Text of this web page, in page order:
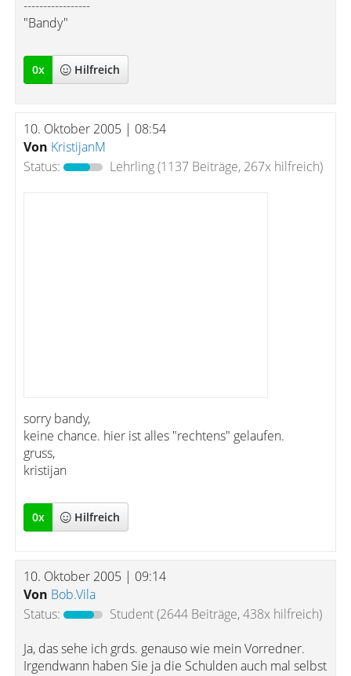
-----------------
"Bandy"
0x Hilfreich
10. Oktober 2005 | 08:54
Von KristijanM
Status:
Lehrling(1137 Beiträge, 267x hilfreich)
sorry bandy,
keine chance. hier ist alles "rechtens" gelaufen.
gruss,
kristijan
0x Hilfreich
10. Oktober 2005 | 09:14
Von Bob.Vila
Status:
Student(2644 Beiträge, 438x hilfreich)
Ja, das sehe ich grds. genauso wie mein Vorredner.
Irgendwann haben Sie ja die Schulden auch mal selbst